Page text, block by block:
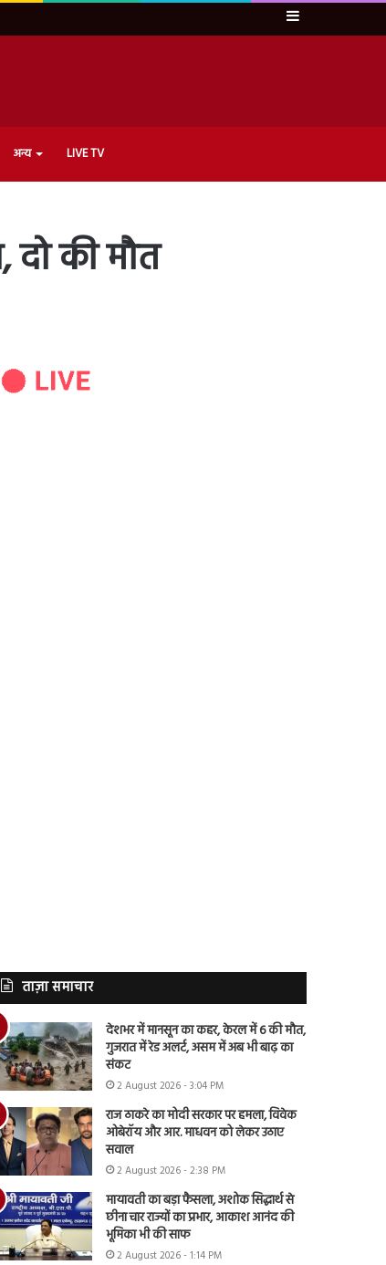
Sidebar
अन्य LIVE TV
की मौत
ताज़ा समाचार
देशभर में मानसून का कहर, केरल में 6 की मौत,
गुजरात में रेड अलर्ट, असम में अब भी बाढ़ का
संकट
2 August 2026 - 3:04 PM
राज ठाकरे का मोदी सरकार पर हमला, विवेक
ओबेरॉय और आर. माधवन को लेकर उठाए
सवाल
2 August 2026 - 2:38 PM
मायावती का बड़ा फैसला, अशोक सिद्धार्थ से
छीना चार राज्यों का प्रभार, आकाश आनंद की
भूमिका भी की साफ
2 August 2026 - 1:14 PM